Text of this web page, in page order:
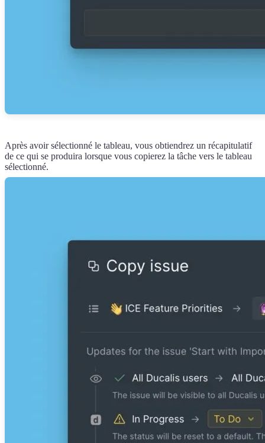
Après avoir sélectionné le tableau, vous obtiendrez un récapitulatif
de ce qui se produira lorsque vous copierez la tâche vers le tableau
sélectionné.